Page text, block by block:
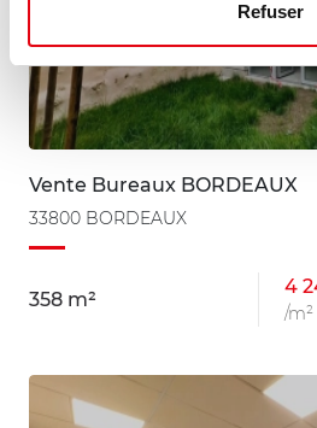
Refuser
Vente Bureaux BORDEAUX
33800 BORDEAUX
358 m²
4
/m²